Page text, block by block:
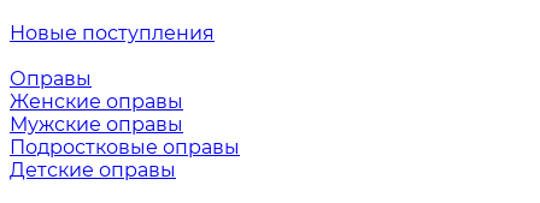
Новые поступления
Оправы
Женские оправы
Мужские оправы
Подростковые оправы
Детские оправы